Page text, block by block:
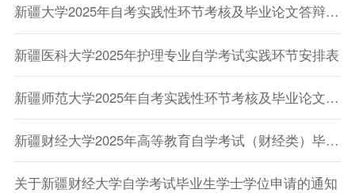
新疆大学2025年自考实践性环节考核及毕业论文答辩相关安排
新疆医科大学2025年护理专业自学考试实践环节安排表
新疆师范大学2025年自考实践性环节考核及毕业论文答辩相关安排
新疆财经大学2025年高等教育自学考试（财经类）毕业生实践环节工作安排
关于新疆财经大学自学考试毕业生学士学位申请的通知